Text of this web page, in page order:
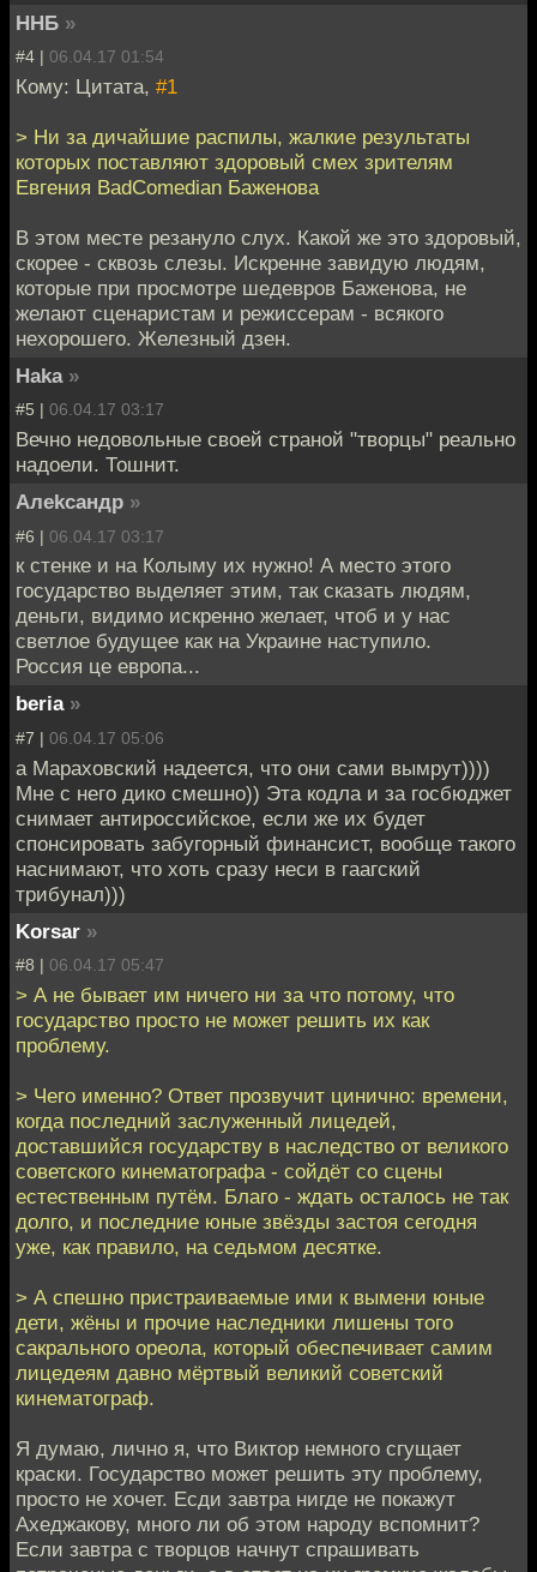
ННБ »
#4 | 06.04.17 01:54
Кому: Цитата, #1
> Ни за дичайшие распилы, жалкие результаты
которых поставляют здоровый смех зрителям
Евгения BadComedian Баженова
В этом месте резануло слух. Какой же это здоровый,
скорее - сквозь слезы. Искренне завидую людям,
которые при просмотре шедевров Баженова, не
желают сценаристам и режиссерам - всякого
нехорошего. Железный дзен.
Haka »
#5 | 06.04.17 03:17
Вечно недовольные своей страной "творцы" реально
надоели. Тошнит.
Алеkсандр »
#6 | 06.04.17 03:17
к стенке и на Колыму их нужно! А место этого
государство выделяет этим, так сказать людям,
деньги, видимо искренно желает, чтоб и у нас
светлое будущее как на Украине наступило.
Россия це европа...
beria »
#7 | 06.04.17 05:06
а Мараховский надеется, что они сами вымрут))))
Мне с него дико смешно)) Эта кодла и за госбюджет
снимает антироссийское, если же их будет
спонсировать забугорный финансист, вообще такого
наснимают, что хоть сразу неси в гаагский
трибунал)))
Korsar »
#8 | 06.04.17 05:47
> А не бывает им ничего ни за что потому, что
государство просто не может решить их как
проблему.
> Чего именно? Ответ прозвучит цинично: времени,
когда последний заслуженный лицедей,
доставшийся государству в наследство от великого
советского кинематографа - сойдёт со сцены
естественным путём. Благо - ждать осталось не так
долго, и последние юные звёзды застоя сегодня
уже, как правило, на седьмом десятке.
> А спешно пристраиваемые ими к вымени юные
дети, жёны и прочие наследники лишены того
сакрального ореола, который обеспечивает самим
лицедеям давно мёртвый великий советский
кинематограф.
Я думаю, лично я, что Виктор немного сгущает
краски. Государство может решить эту проблему,
просто не хочет. Есди завтра нигде не покажут
Ахеджакову, много ли об этом народу вспомнит?
Если завтра с творцов начнут спрашивать